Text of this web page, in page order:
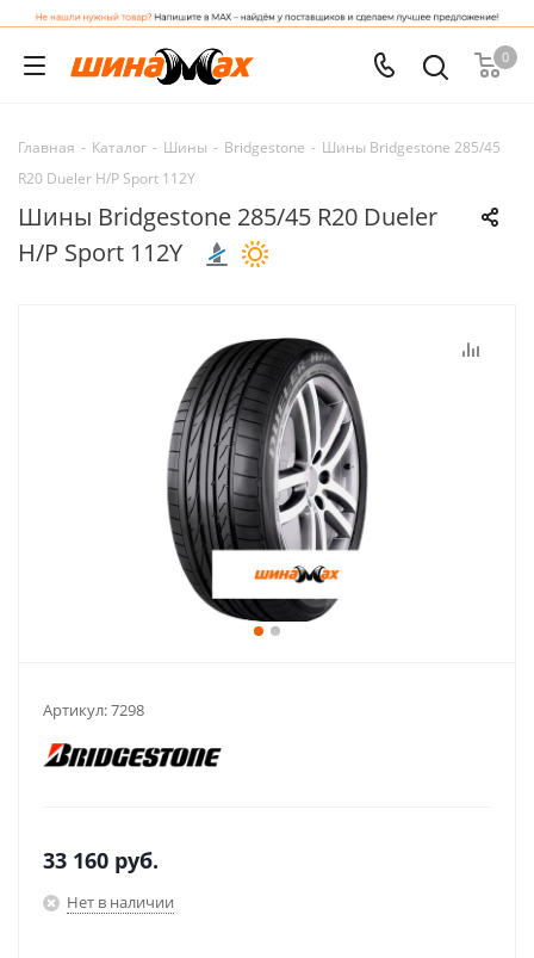
0
Главная - Каталог - Шины - Bridgestone - Шины Bridgestone 285/45
R20 Dueler H/P Sport 112Y
Шины Bridgestone 285/45 R20 Dueler
H/P Sport 112Y
Артикул:7298
33 160 руб.
Нет в наличии